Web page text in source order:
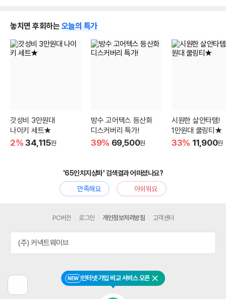
놓치면 후회하는 오늘의 특가
갓성비 3만원대
나이키 세트★
2% 34,115원
방수 고어텍스 등산화
디스커버리 특가!
39% 69,500원
시원한 살안타템!
1만원대 쿨링티★
33% 11,900원
'65인치지상파' 검색결과 어떠셨나요?
만족해요
아쉬워요
전
NEW 인터넷 가입 비교 서비스 오픈 닫기
PC버전 로그인 개인정보처리방침 고객센터
(주) 커넥트웨이브